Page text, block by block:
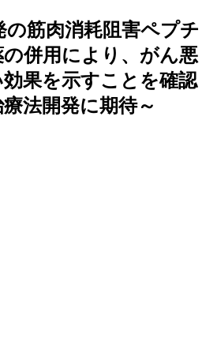
の筋肉消耗阻害ペプチ
の併用により、がん悪
果を示すことを確認
法開発に期待～